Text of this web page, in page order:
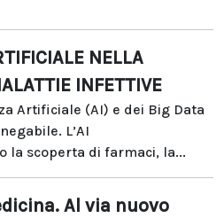
NELLA
INFETTIVE
Artificiale (AI) e dei Big Data
L’AI
la scoperta di farmaci, la...
Al via nuovo